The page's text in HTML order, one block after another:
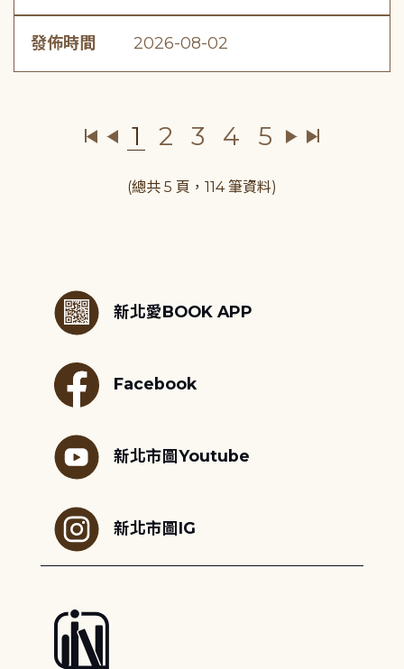
發佈時間 2026-08-02
1 2 3 4 5
(總共 5 頁，114 筆資料)
新北愛BOOK APP
Facebook
新北市圖Youtube
新北市圖IG